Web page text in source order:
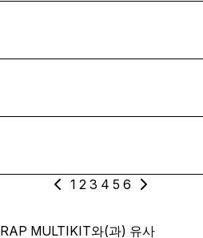
1 2 3 4 5 6
MULTIKIT와(과) 유사